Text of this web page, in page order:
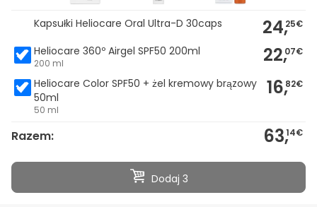
Kapsułki Heliocare Oral Ultra-D 30caps 24,25€
Heliocare 360º Airgel SPF50 200ml
200 ml 22,07€
Heliocare Color SPF50 + żel kremowy brązowy
50ml
50 ml
16,82€
Razem: 63,14€
Dodaj 3